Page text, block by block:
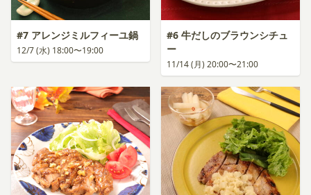
#7 アレンジミルフィーユ鍋
12/7 (水) 18:00〜19:00
#6 牛だしのブラウンシチュ
ー
11/14 (月) 20:00〜21:00